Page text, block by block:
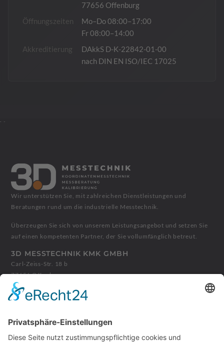
77656 Offenburg
Öffnungszeiten
Mo–Do 08:00–17:00
Fr 08:00–14:00
Akkreditierung
DAkkS D-K-22842-01-00
nach DIN EN ISO/IEC 17025
Wir unterstützen Sie, mit zahlreichen Dienstleistungen und
Beratungen rund um die industrielle Messtechnik.
Überzeugen Sie sich von unserem Leistungsangebot und setzen Sie
auf einen kompetenten Partner, der Sie vollumfänglich betreut.
3D MESSTECHNIK KMK GMBH
Carl-Zeiss-Str. 18 b
77656 Offenburg
+49 781 9904727
info@3d-messtechnik.de
Montag - Donnerstag: